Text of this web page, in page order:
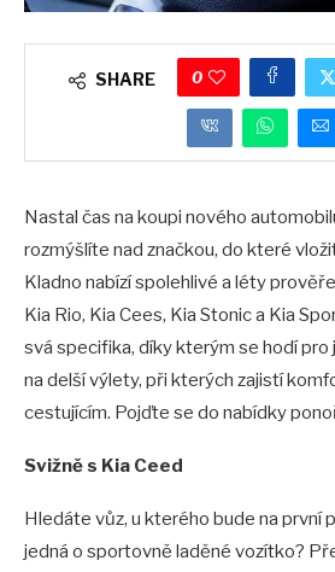
SHARE 0
Nastal čas na koupi nového
rozmýšlíte nad značkou, do které
Kladno nabízí spolehlivé a léty
Kia Rio, Kia Cees, Kia Stonic a Kia
svá specifika, díky kterým se hodí pro
na delší výlety, při kterých zajistí
cestujícím. Pojďte se do nabídky
Svižně s Kia Ceed
Hledáte vůz, u kterého bude na první
jedná o sportovně laděné vozítko?